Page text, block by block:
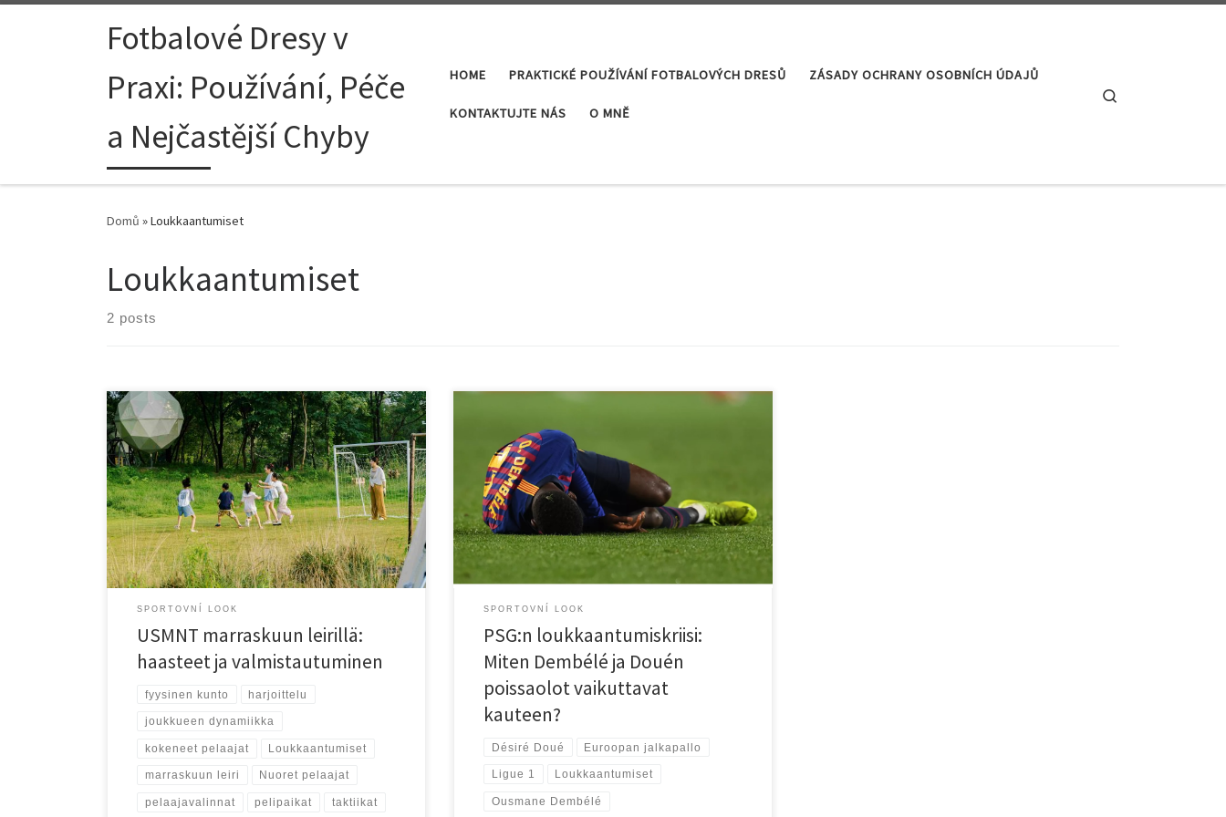
Skip to contentFotbalové Dresy v
Praxi: Používání, Péče
a Nejčastější Chyby
HOME PRAKTICKÉ POUŽÍVÁNÍ FOTBALOVÝCH DRESŮ ZÁSADY OCHRANY OSOBNÍCH ÚDAJŮ
KONTAKTUJTE NÁS O MNĚ
Domů »Loukkaantumiset
Loukkaantumiset
2 posts
USMNT:n marraskuun leiri korosti loukkaantumisten
hallintaa, pelaajavalintoja, taktista harjoittelua ja
joukkueen henkistä valmistautumista tuleviin otteluihin,
vahvistaen sekä yksilöitä että kokonaisuutta.
SPORTOVNÍ LOOK
USMNT marraskuun leirillä:
haasteet ja valmistautuminen
fyysinen kunto harjoittelu
joukkueen dynamiikka
kokeneet pelaajat Loukkaantumiset
marraskuun leiri Nuoret pelaajat
pelaajavalinnat pelipaikat taktiikat
odottamattomilla haasteilla. Joukkue, joka on tottunut
hallitsemaan Ligue 1 -kenttiä ja tähtää Euroopan
mestaruuksiin, kohtaa nyt merkittävän
loukkaantumiskriisin. Ousmane Dembélé ja Désiré
Doué, kaksi avainpelaajaa, ovat sivussa kansainvälisten
otteluiden seurauksena, mikä herättää kysymyksiä
joukkueen suorituskyvystä lähikuukausina. Tässä
blogissa tarkastelemme yksityiskohtaisesti
loukkaantumisia, niiden vaikutusta […]
SPORTOVNÍ LOOK
PSG:n loukkaantumiskriisi:
Miten Dembélé ja Douén
poissaolot vaikuttavat
kauteen?
Désiré Doué Euroopan jalkapallo
Ligue 1 Loukkaantumiset
Ousmane Dembélé